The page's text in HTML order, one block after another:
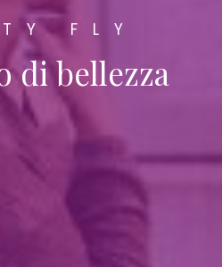
FLY
di bellezza